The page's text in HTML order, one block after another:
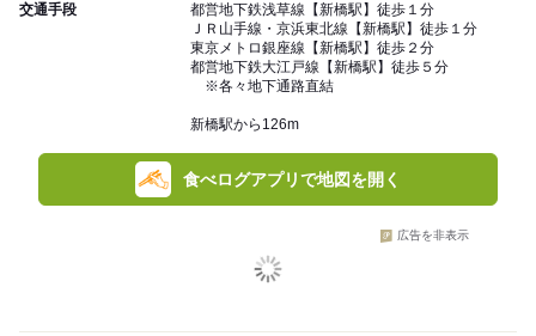
交通手段
都営地下鉄浅草線【新橋駅】徒歩１分
ＪＲ山手線・京浜東北線【新橋駅】徒歩１分
東京メトロ銀座線【新橋駅】徒歩２分
都営地下鉄大江戸線【新橋駅】徒歩５分
※各々地下通路直結
新橋駅から126m
食べログアプリで地図を開く
広告を非表示